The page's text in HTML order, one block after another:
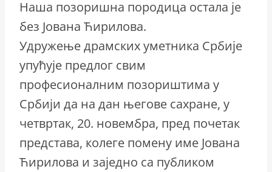
Наша позоришна породица остала је
без Јована Ћирилова.
Удружење драмских уметника Србије
упућује предлог свим
професионалним позориштима у
Србији да на дан његове сахране, у
четвртак, 20. новембра, пред почетак
представа, колеге помену име Јована
Ћирилова и заједно са публиком